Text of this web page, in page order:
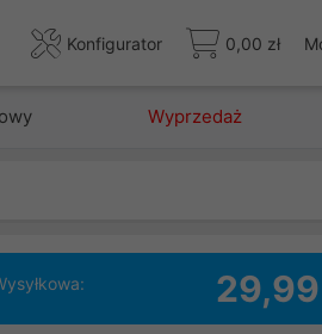
Konfigurator 0,00 zł
Wyprzedaż
29,99